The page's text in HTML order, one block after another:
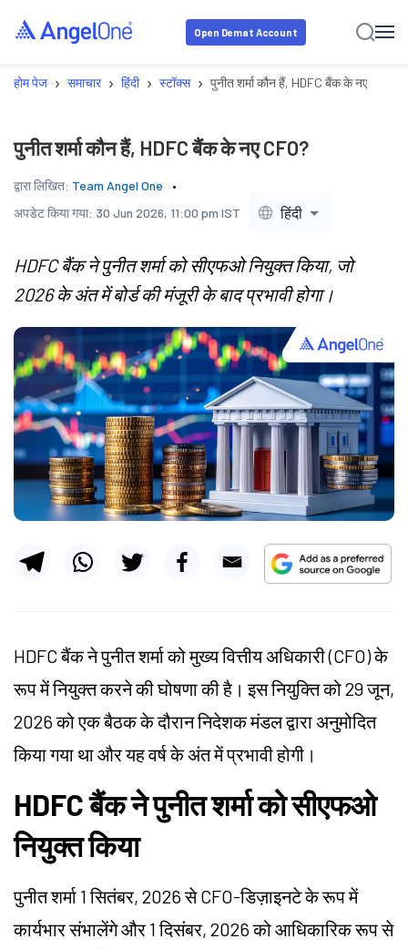
Open Demat Account
होम पेज › समाचार › हिंदी › स्टॉक्स › पुनीत शर्मा कौन हैं, HDFC बैंक के नए CFO?
पुनीत शर्मा कौन हैं, HDFC बैंक के नए CFO?
द्वारा लिखित: Team Angel One
अपडेट किया गया: 30 Jun 2026, 11:00 pm IST हिंदी
HDFC बैंक ने पुनीत शर्मा को सीएफओ नियुक्त किया, जो
2026 के अंत में बोर्ड की मंजूरी के बाद प्रभावी होगा।
HDFC बैंक ने पुनीत शर्मा को मुख्य वित्तीय अधिकारी (CFO) के
रूप में नियुक्त करने की घोषणा की है। इस नियुक्ति को 29 जून,
2026 को एक बैठक के दौरान निदेशक मंडल द्वारा अनुमोदित
किया गया था और यह वर्ष के अंत में प्रभावी होगी।
HDFC बैंक ने पुनीत शर्मा को सीएफओ
नियुक्त किया
पुनीत शर्मा 1 सितंबर, 2026 से CFO-डिज़ाइनटे के रूप में
कार्यभार संभालेंगे और 1 दिसंबर, 2026 को आधिकारिक रूप से